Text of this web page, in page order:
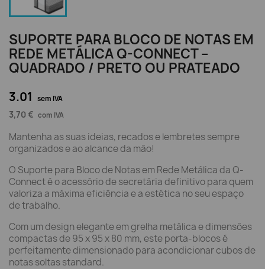
SUPORTE PARA BLOCO DE NOTAS EM
REDE METÁLICA Q-CONNECT –
QUADRADO / PRETO OU PRATEADO
3.01 sem IVA
3,70 € com IVA
Mantenha as suas ideias, recados e lembretes sempre
organizados e ao alcance da mão!
O Suporte para Bloco de Notas em Rede Metálica da Q-
Connect é o acessório de secretária definitivo para quem
valoriza a máxima eficiência e a estética no seu espaço
de trabalho.
Com um design elegante em grelha metálica e dimensões
compactas de 95 x 95 x 80 mm, este porta-blocos é
perfeitamente dimensionado para acondicionar cubos de
notas soltas standard.